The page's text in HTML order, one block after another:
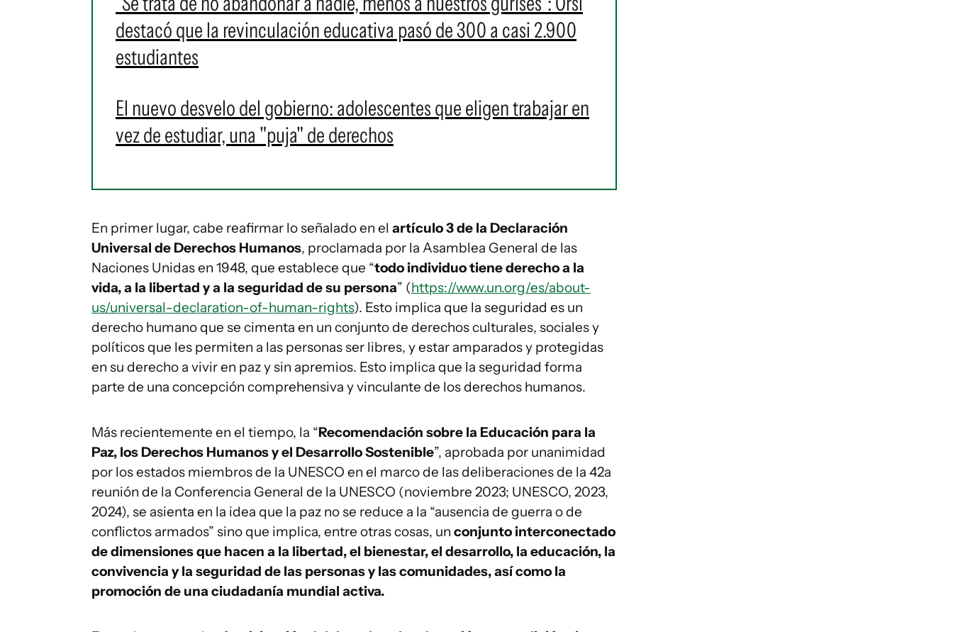
destacó que la revinculación educativa pasó de 300 a casi 2.900
estudiantes
El nuevo desvelo del gobierno: adolescentes que eligen trabajar en
vez de estudiar, una "puja" de derechos
En primer lugar, cabe reafirmar lo señalado en el artículo 3 de la Declaración
Universal de Derechos Humanos, proclamada por la Asamblea General de las
Naciones Unidas en 1948, que establece que “todo individuo tiene derecho a la
vida, a la libertad y a la seguridad de su persona” (https://www.un.org/es/about-
us/universal-declaration-of-human-rights). Esto implica que la seguridad es un
derecho humano que se cimenta en un conjunto de derechos culturales, sociales y
políticos que les permiten a las personas ser libres, y estar amparados y protegidas
en su derecho a vivir en paz y sin apremios. Esto implica que la seguridad forma
parte de una concepción comprehensiva y vinculante de los derechos humanos.
Más recientemente en el tiempo, la “Recomendación sobre la Educación para la
Paz, los Derechos Humanos y el Desarrollo Sostenible”, aprobada por unanimidad
por los estados miembros de la UNESCO en el marco de las deliberaciones de la 42a
reunión de la Conferencia General de la UNESCO (noviembre 2023; UNESCO, 2023,
2024), se asienta en la idea que la paz no se reduce a la “ausencia de guerra o de
conflictos armados” sino que implica, entre otras cosas, un conjunto interconectado
de dimensiones que hacen a la libertad, el bienestar, el desarrollo, la educación, la
convivencia y la seguridad de las personas y las comunidades, así como la
promoción de una ciudadanía mundial activa.